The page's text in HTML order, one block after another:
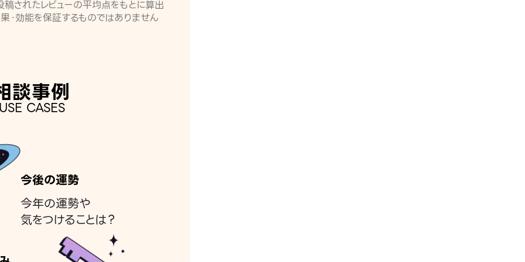
されたレビューの平均点をもとに算出
効能を保証するものではありません
談事例
CASES
今後の運勢
今年の運勢や
気をつけることは？